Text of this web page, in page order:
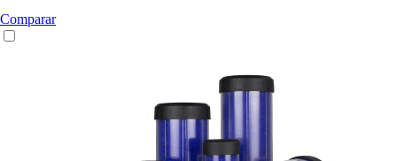
Comparar